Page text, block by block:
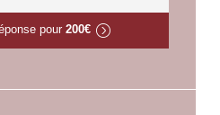
pour 200€